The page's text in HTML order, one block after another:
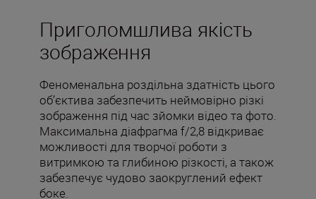
Приголомшлива якість
зображення
Феноменальна роздільна здатність цього
об’єктива забезпечить неймовірно різкі
зображення під час зйомки відео та фото.
Максимальна діафрагма f/2,8 відкриває
можливості для творчої роботи з
витримкою та глибиною різкості, а також
забезпечує чудово заокруглений ефект
боке.